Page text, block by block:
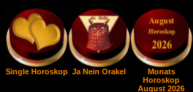
Single Horoskop Ja Nein Orakel
Monats
Horoskop
August 2026